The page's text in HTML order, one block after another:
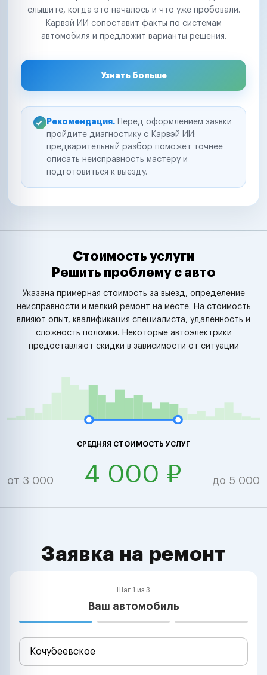
слышите, когда это началось и что уже пробовали.
Карвэй ИИ сопоставит факты по системам
автомобиля и предложит варианты решения.
Узнать больше
Рекомендация. Перед оформлением заявки
пройдите диагностику с Карвэй ИИ:
предварительный разбор поможет точнее
описать неисправность мастеру и
подготовиться к выезду.
Стоимость услуги
Решить проблему с авто
Указана примерная стоимость за выезд, определение
неисправности и мелкий ремонт на месте. На стоимость
влияют опыт, квалификация специалиста, удаленность и
сложность поломки. Некоторые автоэлектрики
предоставляют скидки в зависимости от ситуации
СРЕДНЯЯ СТОИМОСТЬ УСЛУГ
от 3 000 4 000 ₽ до 5 000
Заявка на ремонт
Шаг 1 из 3
Ваш автомобиль